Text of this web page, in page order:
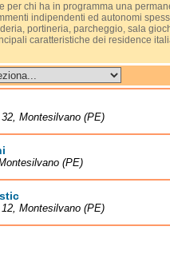
per chi ha in programma una
indipendenti ed autonomi
portineria, parcheggio, sala
caratteristiche dei residence
Montesilvano (PE)
(PE)
Montesilvano (PE)